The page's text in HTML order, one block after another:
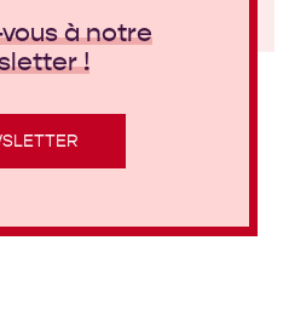
à notre
!